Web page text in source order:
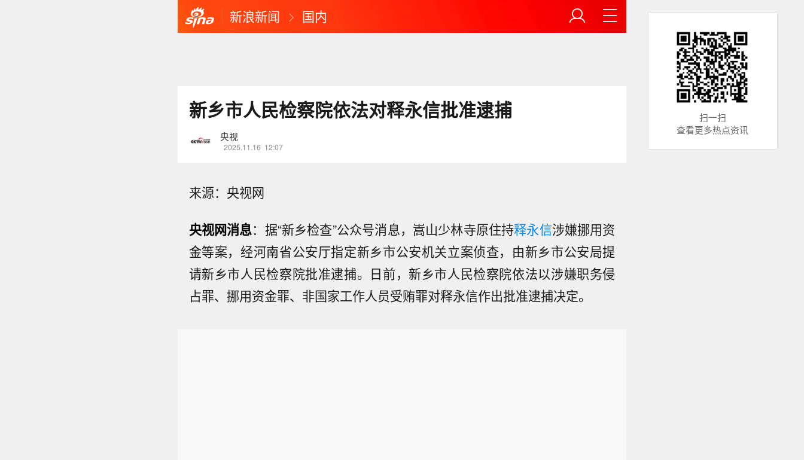
新浪新闻 国内
新乡市人民检察院依法对释永信批准逮捕
央视
2025.11.16 12:07
来源：央视网
央视网消息：据“新乡检查”公众号消息，嵩山少林寺原住持释永信涉嫌挪用资
金等案，经河南省公安厅指定新乡市公安机关立案侦查，由新乡市公安局提
请新乡市人民检察院批准逮捕。日前，新乡市人民检察院依法以涉嫌职务侵
占罪、挪用资金罪、非国家工作人员受贿罪对释永信作出批准逮捕决定。
扫一扫
查看更多热点资讯